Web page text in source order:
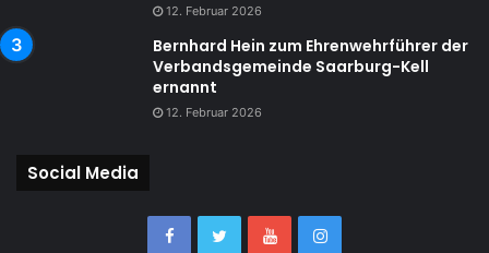
12. Februar 2026
Bernhard Hein zum Ehrenwehrführer der
Verbandsgemeinde Saarburg-Kell
ernannt
12. Februar 2026
Social Media